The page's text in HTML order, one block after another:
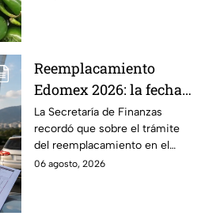
Reemplacamiento
Edomex 2026: la fecha
límite para obtener el
100% de descuento
La Secretaría de Finanzas
recordó que sobre el trámite
del reemplacamiento en el
Edomex, ¿hasta cuándo se
06 agosto, 2026